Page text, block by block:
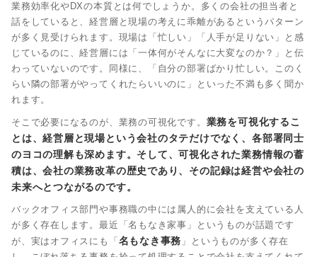
業務効率化やDXの本質とは何でしょうか。多くの会社の担当者と
話をしていると、経営層と現場の考えに乖離があるというパターン
が多く見受けられます。現場は「忙しい」「人手が足りない」と感
じているのに、経営層には「一体何がそんなに大変なのか？」と伝
わっていないのです。同様に、「自分の部署ばかり忙しい。このく
らい隣の部署がやってくれたらいいのに」といった不満も多く聞か
れます。
そこで必要になるのが、業務の可視化です。 業務を可視化するこ
とは、経営層と現場という会社のタテだけでなく、各部署同士
のヨコの理解も深めます。そして、可視化された業務情報の蓄
積は、会社の業務改革の歴史であり、その記録は経営や会社の
未来へとつながるのです。
バックオフィス部門や事務職の中には属人的に会社を支えている人
が多く存在します。最近「名もなき家事」というものが話題です
が、実はオフィスにも「 名もなき事務 」というものが多く存在